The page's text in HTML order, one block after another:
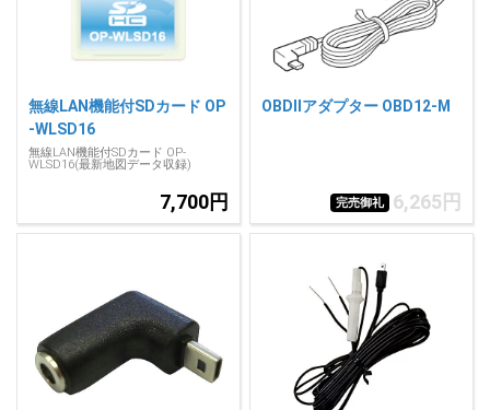
アウトレット
駐車監視機能 標準搭載
大口注文はこちら
無線LAN機能付SDカード OP
-WLSD16
無線LAN機能付SDカード OP-
WLSD16(最新地図データ収録)
7,700円
OBDIIアダプター OBD12-M
完売御礼 6,265円